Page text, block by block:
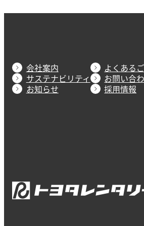
会社案内
サステナビリティ
お知らせ
よくある
お問い合
採用情報